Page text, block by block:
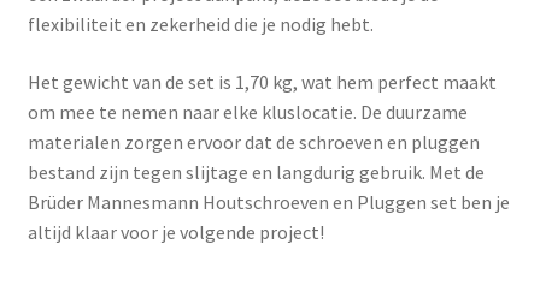
flexibiliteit en zekerheid die je nodig hebt.
Het gewicht van de set is 1,70 kg, wat hem perfect maakt
om mee te nemen naar elke kluslocatie. De duurzame
materialen zorgen ervoor dat de schroeven en pluggen
bestand zijn tegen slijtage en langdurig gebruik. Met de
Brüder Mannesmann Houtschroeven en Pluggen set ben je
altijd klaar voor je volgende project!